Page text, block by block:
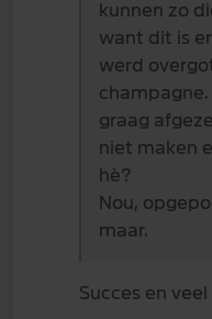
kunnen zo
want dit is
werd
graag
niet maken
hè?
Nou,
maar.
Succes en